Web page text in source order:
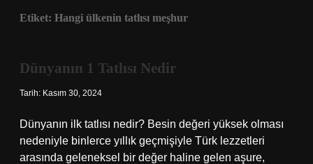
Etiket: Hangi ülkenin tatlısı meşhur
Dünyanın 1 Tatlısı Nedir
Tarih: Kasım 30, 2024
Dünyanın ilk tatlısı nedir? Besin değeri yüksek olması
nedeniyle binlerce yıllık geçmişiyle Türk lezzetleri
arasında geleneksel bir değer haline gelen aşure,